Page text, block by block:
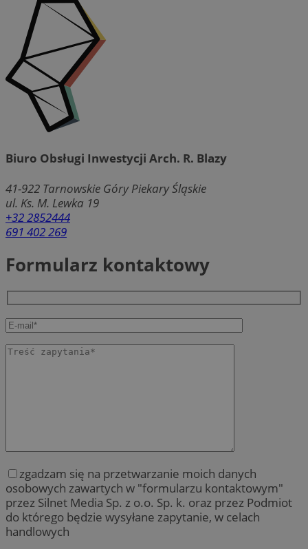
Biuro Obsługi Inwestycji Arch. R. Blazy
41-922 Tarnowskie Góry Piekary Śląskie
ul. Ks. M. Lewka 19
+32 2852444
691 402 269
Formularz kontaktowy
zgadzam się na przetwarzanie moich danych
osobowych zawartych w "formularzu kontaktowym"
przez Silnet Media Sp. z o.o. Sp. k. oraz przez Podmiot
do którego będzie wysyłane zapytanie, w celach
handlowych